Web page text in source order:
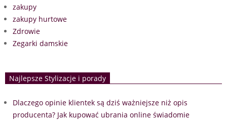
zakupy
zakupy hurtowe
Zdrowie
Zegarki damskie
Najlepsze Stylizacje i porady
Dlaczego opinie klientek są dziś ważniejsze niż opis
producenta? Jak kupować ubrania online świadomie